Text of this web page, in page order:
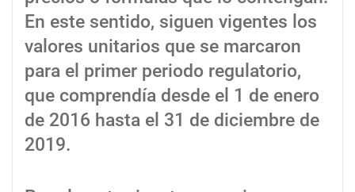
En este sentido, siguen vigentes los
valores unitarios que se marcaron
para el primer periodo regulatorio,
que comprendía desde el 1 de enero
de 2016 hasta el 31 de diciembre de
2019.